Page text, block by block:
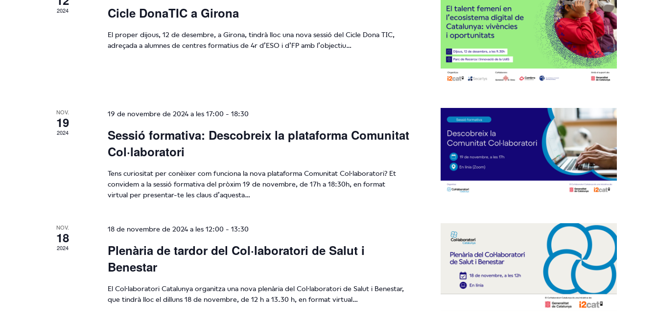
2024 Cicle DonaTIC a Girona
El proper dijous, 12 de desembre, a Girona, tindrà lloc una nova sessió del Cicle Dona TIC,
adreçada a alumnes de centres formatius de 4r d’ESO i d’FP amb l’objectiu…
NOV.
19
2024
19 de novembre de 2024 a les 17:00 - 18:30
Sessió formativa: Descobreix la plataforma Comunitat
Col·laboratori
Tens curiositat per conèixer com funciona la nova plataforma Comunitat Col·laboratori? Et
convidem a la sessió formativa del pròxim 19 de novembre, de 17h a 18:30h, en format
virtual per presentar-te les claus d’aquesta…
NOV.
18
2024
18 de novembre de 2024 a les 12:00 - 13:30
Plenària de tardor del Col·laboratori de Salut i
Benestar
El Col·laboratori Catalunya organitza una nova plenària del Col·laboratori de Salut i Benestar,
que tindrà lloc el dilluns 18 de novembre, de 12 h a 13.30 h, en format virtual…